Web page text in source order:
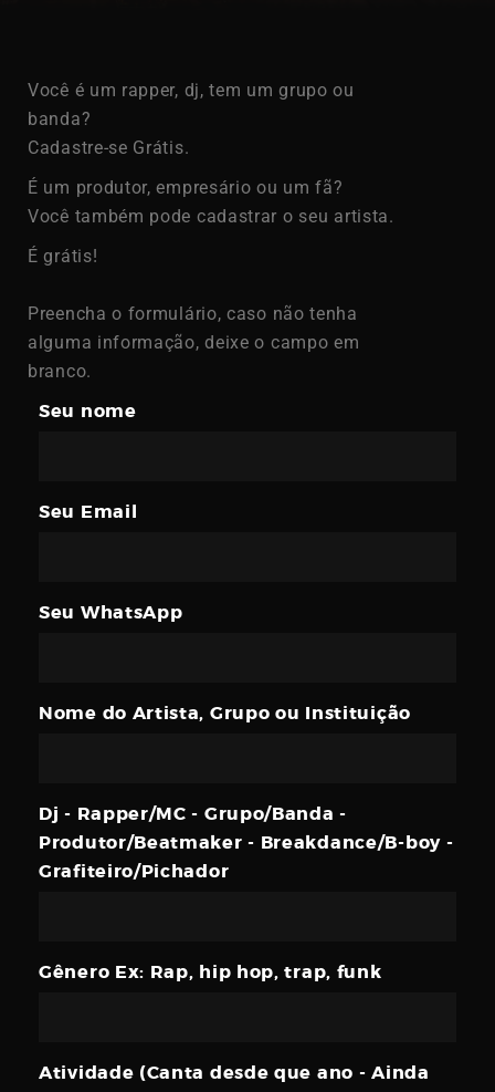
Remember
Register
Username
Password
Email
Você é um rapper, dj, tem um grupo ou
banda?
Cadastre-se Grátis.
É um produtor, empresário ou um fã?
Você também pode cadastrar o seu artista.
É grátis!
Preencha o formulário, caso não tenha
alguma informação, deixe o campo em
branco.
Seu nome
Seu Email
Seu WhatsApp
Nome do Artista, Grupo ou Instituição
Dj - Rapper/MC - Grupo/Banda -
Produtor/Beatmaker - Breakdance/B-boy -
Grafiteiro/Pichador
Gênero Ex: Rap, hip hop, trap, funk
Atividade (Canta desde que ano - Ainda